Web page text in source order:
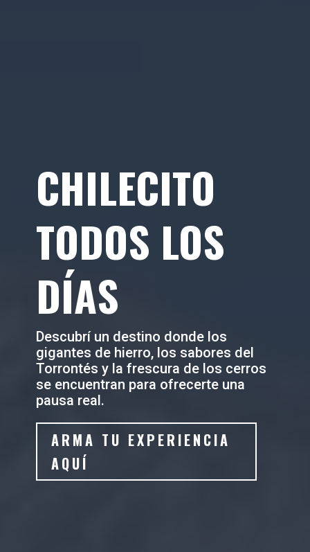
CHILECITO
TODOS LOS
DÍAS
Descubrí un destino donde los
gigantes de hierro, los sabores del
Torrontés y la frescura de los cerros
se encuentran para ofrecerte una
pausa real.
ARMA TU EXPERIENCIA
AQUÍ